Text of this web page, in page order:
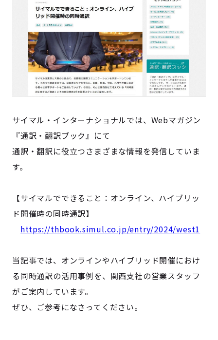
サイマル・インターナショナルでは、Webマガジン
『通訳・翻訳ブック』にて
通訳・翻訳に役立つさまざまな情報を発信していま
す。
【サイマルでできること：オンライン、ハイブリッ
ド開催時の同時通訳】
https://thbook.simul.co.jp/entry/2024/west1
当記事では、オンラインやハイブリッド開催におけ
る同時通訳の活用事例を、関西支社の営業スタッフ
がご案内しています。
ぜひ、ご参考になさってください。